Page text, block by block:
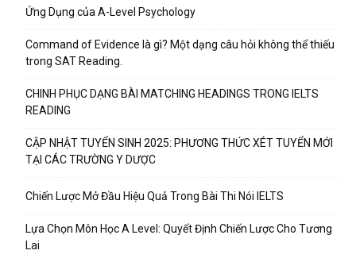
Ứng Dụng của A-Level Psychology
Command of Evidence là gì? Một dạng câu hỏi không thể thiếu
trong SAT Reading.
CHINH PHỤC DẠNG BÀI MATCHING HEADINGS TRONG IELTS
READING
CẬP NHẬT TUYỂN SINH 2025: PHƯƠNG THỨC XÉT TUYỂN MỚI
TẠI CÁC TRƯỜNG Y DƯỢC
Chiến Lược Mở Đầu Hiệu Quả Trong Bài Thi Nói IELTS
Lựa Chọn Môn Học A Level: Quyết Định Chiến Lược Cho Tương
Lai